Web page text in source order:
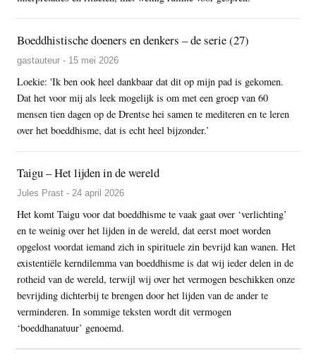
Boeddhistische doeners en denkers – de serie (27)
gastauteur - 15 mei 2026
Loekie: 'Ik ben ook heel dankbaar dat dit op mijn pad is gekomen.
Dat het voor mij als leek mogelijk is om met een groep van 60
mensen tien dagen op de Drentse hei samen te mediteren en te leren
over het boeddhisme, dat is echt heel bijzonder.’
Taigu – Het lijden in de wereld
Jules Prast - 24 april 2026
Het komt Taigu voor dat boeddhisme te vaak gaat over ‘verlichting’
en te weinig over het lijden in de wereld, dat eerst moet worden
opgelost voordat iemand zich in spirituele zin bevrijd kan wanen. Het
existentiële kerndilemma van boeddhisme is dat wij ieder delen in de
rotheid van de wereld, terwijl wij over het vermogen beschikken onze
bevrijding dichterbij te brengen door het lijden van de ander te
verminderen. In sommige teksten wordt dit vermogen
‘boeddhanatuur’ genoemd.